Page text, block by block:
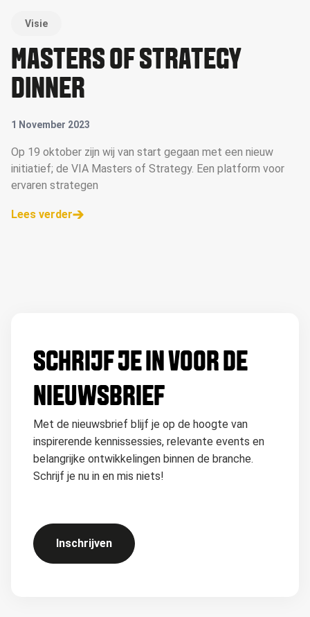
Visie
MASTERS OF STRATEGY
DINNER
1 November 2023
Op 19 oktober zijn wij van start gegaan met een nieuw
initiatief; de VIA Masters of Strategy. Een platform voor
ervaren strategen
Lees verder
SCHRIJF JE IN VOOR DE
NIEUWSBRIEF
Met de nieuwsbrief blijf je op de hoogte van
inspirerende kennissessies, relevante events en
belangrijke ontwikkelingen binnen de branche.
Schrijf je nu in en mis niets!
Inschrijven